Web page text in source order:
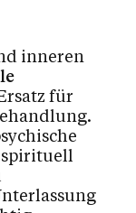
inneren
für